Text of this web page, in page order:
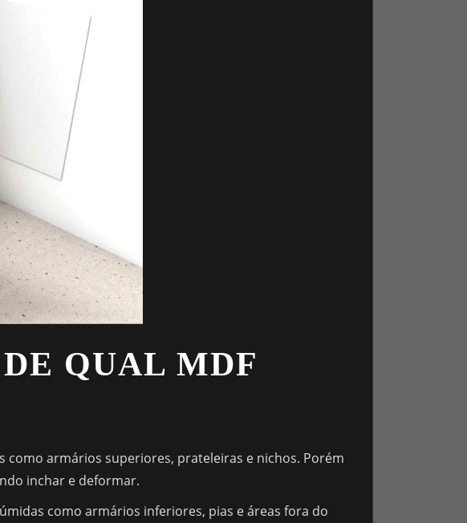
QUAL MDF
armários superiores, prateleiras e nichos. Porém
inchar e deformar.
como armários inferiores, pias e áreas fora do